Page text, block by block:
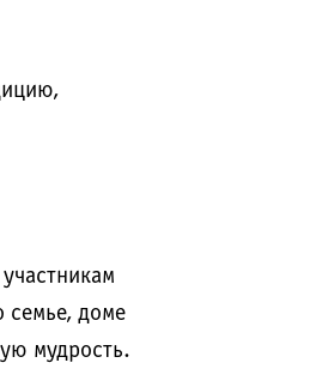
семье, доме
мудрость.